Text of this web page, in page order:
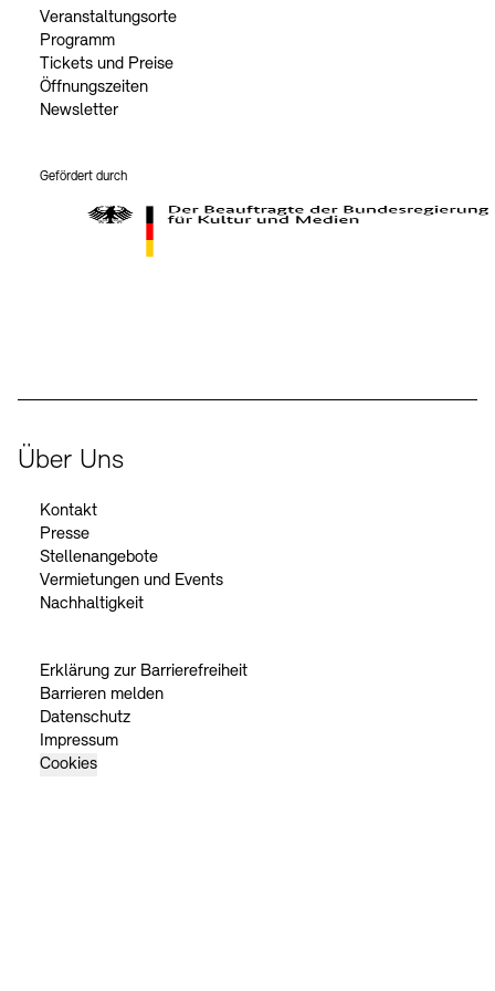
Veranstaltungsorte
Programm
Tickets und Preise
Öffnungszeiten
Newsletter
Gefördert durch
Über Uns
Kontakt
Presse
Stellenangebote
Vermietungen und Events
Nachhaltigkeit
Erklärung zur Barrierefreiheit
Barrieren melden
Datenschutz
Impressum
Cookies